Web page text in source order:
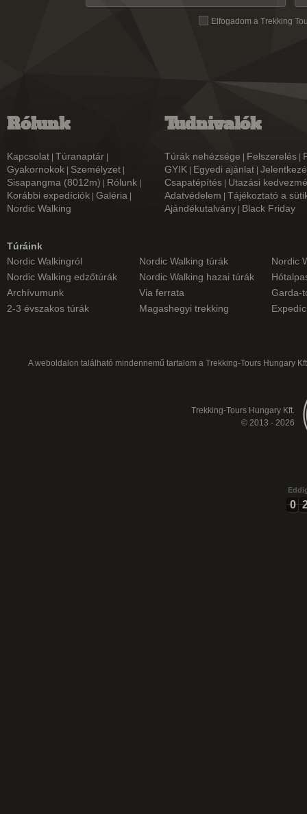
Elfogadom a Trekking
Rólunk
Kapcsolat Túranaptár
Gyakornokok Személyzet
Sisapangma (8012m) Rólunk
Korábbi expedíciók Galéria
Nordic Walking
Tudnivalók
Túrák nehézsége Felszerelés
GYIK
Egyedi ajánlat
Csapatépítés
Utazási
Adatvédelem
Tájékoztató a
Ajándékutalvány
Black Friday
Túráink
Nordic Walkingról
Nordic Walking túrák
Nordic
Nordic Walking edzőtúrák
Nordic Walking hazai túrák
Archívumunk
Via ferrata
Garda-
2-3 évszakos túrák
Magashegyi trekking
A weboldalon található mindennemű tartalom a Trekking-Tours Hungary
Trekking-Tours Hungary Kft.
© 2013 - 2026
0